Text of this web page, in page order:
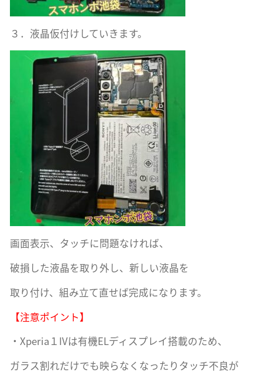
３．液晶仮付けしていきます。
画面表示、タッチに問題なければ、
破損した液晶を取り外し、新しい液晶を
取り付け、組み立て直せば完成になります。
【注意ポイント】
・Xperia１IVは有機ELディスプレイ搭載のため、
ガラス割れだけでも映らなくなったりタッチ不良が